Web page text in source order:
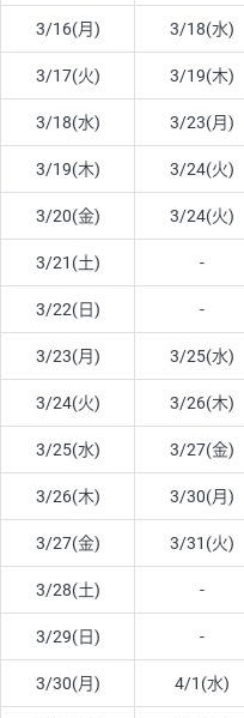
3/16(月) 3/18(水)
3/17(火) 3/19(木)
3/18(水) 3/23(月)
3/19(木) 3/24(火)
3/20(金) 3/24(火)
3/21(土) -
3/22(日) -
3/23(月) 3/25(水)
3/24(火) 3/26(木)
3/25(水) 3/27(金)
3/26(木) 3/30(月)
3/27(金) 3/31(火)
3/28(土) -
3/29(日) -
3/30(月) 4/1(水)